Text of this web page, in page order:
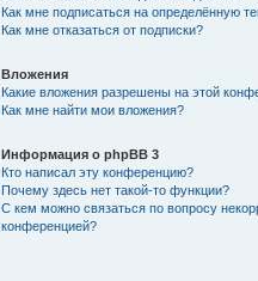
Как мне подписаться на определённую
Как мне отказаться от подписки?
Вложения
Какие вложения разрешены на этой
Как мне найти мои вложения?
Информация о phpBB 3
Кто написал эту конференцию?
Почему здесь нет такой-то функции?
С кем можно связаться по вопросу
конференцией?